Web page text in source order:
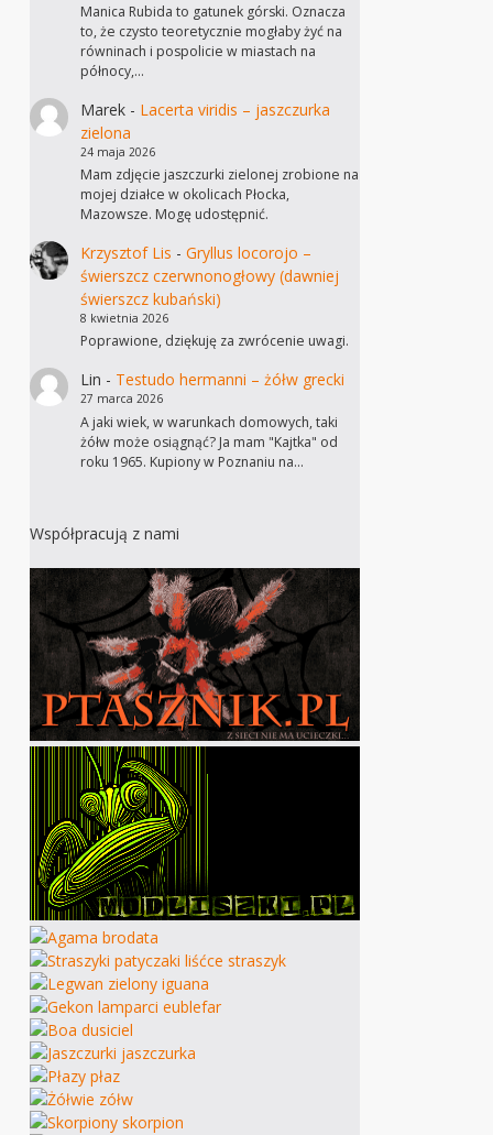
Manica Rubida to gatunek górski. Oznacza
to, że czysto teoretycznie mogłaby żyć na
równinach i pospolicie w miastach na
północy,…
Marek- Lacerta viridis – jaszczurka
zielona
24 maja 2026
Mam zdjęcie jaszczurki zielonej zrobione na
mojej działce w okolicach Płocka,
Mazowsze. Mogę udostępnić.
Krzysztof Lis - Gryllus locorojo –
świerszcz czerwnonogłowy (dawniej
świerszcz kubański)
8 kwietnia 2026
Poprawione, dziękuję za zwrócenie uwagi.
Lin - Testudo hermanni – żółw grecki
27 marca 2026
A jaki wiek, w warunkach domowych, taki
żółw może osiągnąć? Ja mam "Kajtka" od
roku 1965. Kupiony w Poznaniu na…
Współpracują z nami